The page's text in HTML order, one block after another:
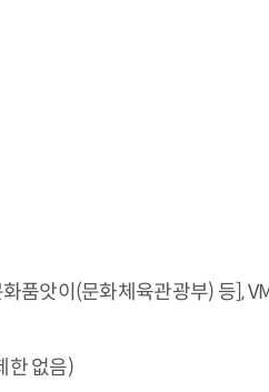
품앗이(문화체육관광부) 등],
한 없음)